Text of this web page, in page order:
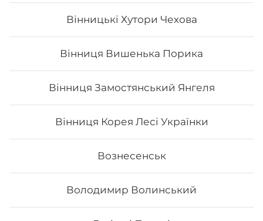
Вінницькі Хутори Чехова
Вінниця Вишенька Порика
Вінниця Замостянський Янгеля
Вінниця Корея Лесі Українки
Вознесенськ
Володимир Волинський
Макі з огірком
Вага: 115 г Склад: норі, рис, огірок, кунжут
₴